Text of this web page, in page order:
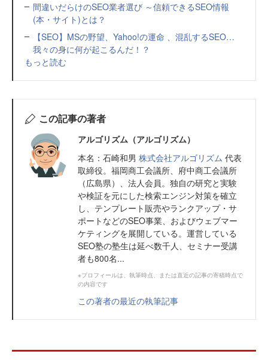
間違いだらけのSEO業者選び ～信頼できるSEO情報
(本・サイト)とは？
【SEO】MSの野望、Yahoo!の運命 、混乱するSEO…
我々の身に何が起こるんだ！？
もっと読む
この記事の著者
アルゴリズム（アルゴリズム）
本名：石崎和男 株式会社アルゴリズム 代表
取締役。福岡商工会議所、府中商工会議所
（広島県）、法人会員。独自の研究と実験
や検証を元にした検索エンジン対策を確立
し、テンプレート販売やランクアップ・サ
ポートなどのSEO事業、およびウェブマー
ケティングを展開している。運営している
SEO塾の塾生は延べ数千人、セミナー受講
者も800名...
※プロフィールは、執筆時点、または直近の記事の寄稿時点で
の内容です
この著者の最近の執筆記事